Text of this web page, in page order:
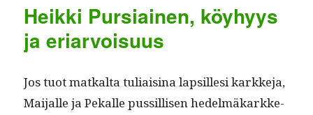
Heikki Pursiainen, köyhyys
ja eriarvoisuus
Jos tuot matkalta tuli­aisi­na lap­sille­si karkke­ja,
Mai­jalle ja Pekalle pus­sil­lisen hedelmäkarkke­